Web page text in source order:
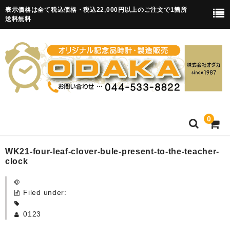
表示価格は全て税込価格・税込22,000円以上のご注文で1箇所
送料無料
0
HOME
目覚まし時計(集合)
知育目覚まし時計(集合・園舎)
WK21-four-leaf-clover-bule-present-to-the-teacher-
clock
Filed under:
0123